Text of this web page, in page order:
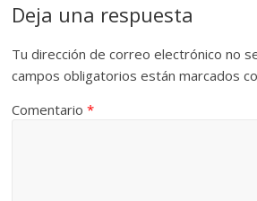
Deja una respuesta
Tu dirección de correo electrónico no
campos obligatorios están marcados
Comentario*